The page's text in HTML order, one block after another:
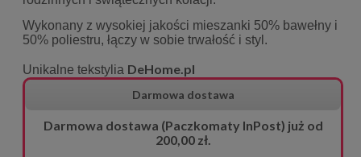
Wykonany z wysokiej jakości mieszanki 50% bawełny i
50% poliestru, łączy w sobie trwałość i styl.
Unikalne tekstylia DeHome.pl
Darmowa dostawa
Darmowa dostawa (Paczkomaty InPost) już od
200,00 zł.